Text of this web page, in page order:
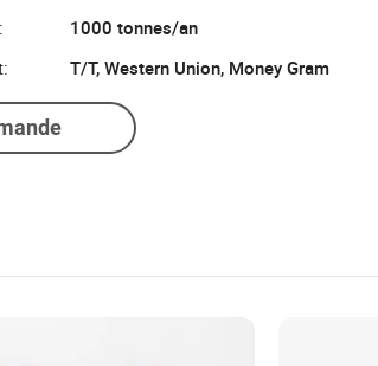
1000 tonnes/an
T/T, Western Union, Money Gram